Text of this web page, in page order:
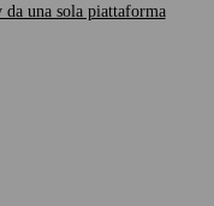
una sola piattaforma